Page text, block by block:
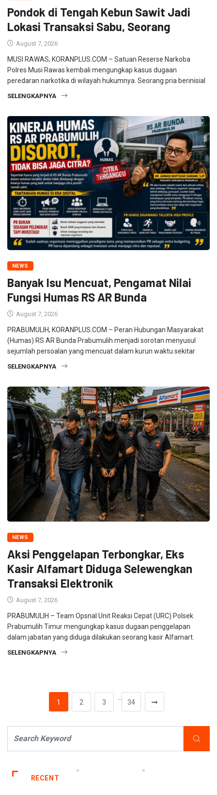
Pondok di Tengah Kebun Sawit Jadi
Lokasi Transaksi Sabu, Seorang
August 7, 2026
MUSI RAWAS, KORANPLUS.COM – Satuan Reserse Narkoba
Polres Musi Rawas kembali mengungkap kasus dugaan
peredaran narkotika di wilayah hukumnya. Seorang pria berinisial
SELENGKAPNYA
NEWS
Banyak Isu Mencuat, Pengamat Nilai
Fungsi Humas RS AR Bunda
August 7, 2026
PRABUMULIH, KORANPLUS.COM – Peran Hubungan Masyarakat
(Humas) RS AR Bunda Prabumulih menjadi sorotan menyusul
sejumlah persoalan yang mencuat dalam kurun waktu sekitar
SELENGKAPNYA
NEWS
Aksi Penggelapan Terbongkar, Eks
Kasir Alfamart Diduga Selewengkan
Transaksi Elektronik
August 7, 2026
PRABUMULIH – Team Opsnal Unit Reaksi Cepat (URC) Polsek
Prabumulih Timur mengungkap kasus dugaan penggelapan
dalam jabatan yang diduga dilakukan seorang kasir Alfamart.
SELENGKAPNYA
1 2 3 34
RECENT